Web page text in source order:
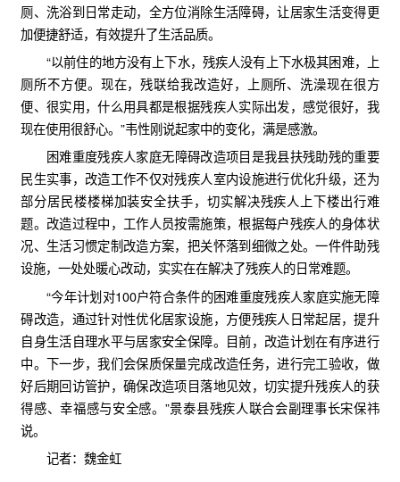
厕、洗浴到日常走动，全方位消除生活障碍，让居家生活变得更
加便捷舒适，有效提升了生活品质。
“以前住的地方没有上下水，残疾人没有上下水极其困难，上
厕所不方便。现在，残联给我改造好，上厕所、洗澡现在很方
便、很实用，什么用具都是根据残疾人实际出发，感觉很好，我
现在使用很舒心。”韦性刚说起家中的变化，满是感激。
困难重度残疾人家庭无障碍改造项目是我县扶残助残的重要
民生实事，改造工作不仅对残疾人室内设施进行优化升级，还为
部分居民楼楼梯加装安全扶手，切实解决残疾人上下楼出行难
题。改造过程中，工作人员按需施策，根据每户残疾人的身体状
况、生活习惯定制改造方案，把关怀落到细微之处。一件件助残
设施，一处处暖心改动，实实在在解决了残疾人的日常难题。
“今年计划对100户符合条件的困难重度残疾人家庭实施无障
碍改造，通过针对性优化居家设施，方便残疾人日常起居，提升
自身生活自理水平与居家安全保障。目前，改造计划在有序进行
中。下一步，我们会保质保量完成改造任务，进行完工验收，做
好后期回访管护，确保改造项目落地见效，切实提升残疾人的获
得感、幸福感与安全感。”景泰县残疾人联合会副理事长宋保祎
说。
记者：魏金虹